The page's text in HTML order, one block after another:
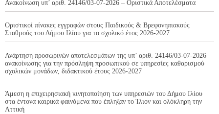
Ανακοίνωση υπ’ αριθ. 24146/03-07-2026 – Οριστικά Αποτελέσματα
Οριστικοί πίνακες εγγραφών στους Παιδικούς & Βρεφονηπιακούς
Σταθμούς του Δήμου Ιλίου για το σχολικό έτος 2026-2027
Ανάρτηση προσωρινών αποτελεσμάτων της υπ’ αριθ. 24146/03-07-2026
ανακοίνωσης για την πρόσληψη προσωπικού σε υπηρεσίες καθαρισμού
σχολικών μονάδων, διδακτικού έτους 2026-2027
Άμεση η επιχειρησιακή κινητοποίηση των υπηρεσιών του Δήμου Ιλίου
στα έντονα καιρικά φαινόμενα που έπληξαν το Ίλιον και ολόκληρη την
Αττική